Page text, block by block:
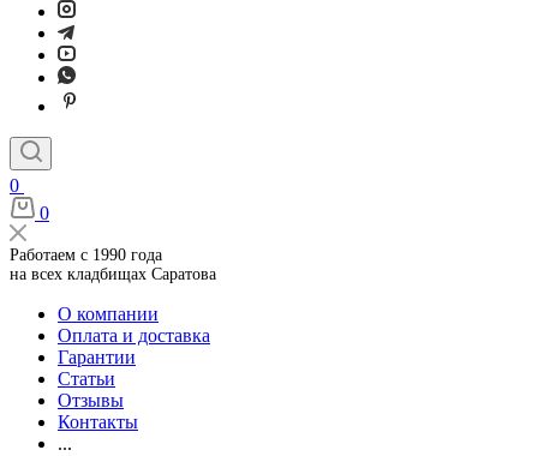
0
0
Работаем с 1990 года
на всех кладбищах Саратова
О компании
Оплата и доставка
Гарантии
Статьи
Отзывы
Контакты
...